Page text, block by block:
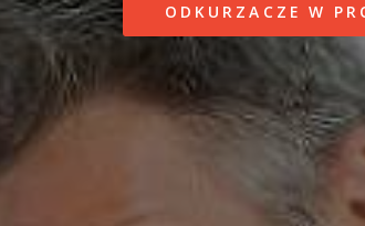
ODKURZACZE W